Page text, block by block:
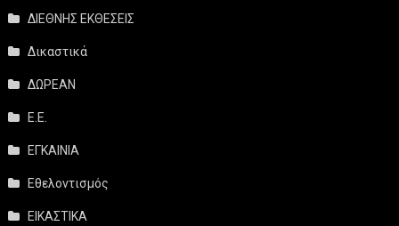
ΔΙΕΘΝΗΣ ΕΚΘΕΣΕΙΣ
Δικαστικά
ΔΩΡΕΑΝ
Ε.Ε.
ΕΓΚΑΙΝΙΑ
Εθελοντισμός
ΕΙΚΑΣΤΙΚΑ